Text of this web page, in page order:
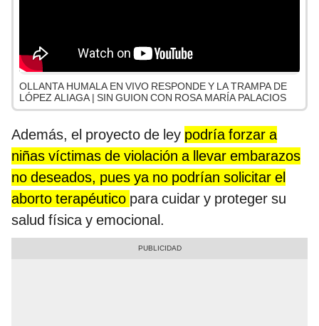
OLLANTA HUMALA EN VIVO RESPONDE Y LA TRAMPA DE
LÓPEZ ALIAGA | SIN GUION CON ROSA MARÍA PALACIOS
Además, el proyecto de ley podría forzar a
niñas víctimas de violación a llevar embarazos
no deseados, pues ya no podrían solicitar el
aborto terapéutico para cuidar y proteger su
salud física y emocional.